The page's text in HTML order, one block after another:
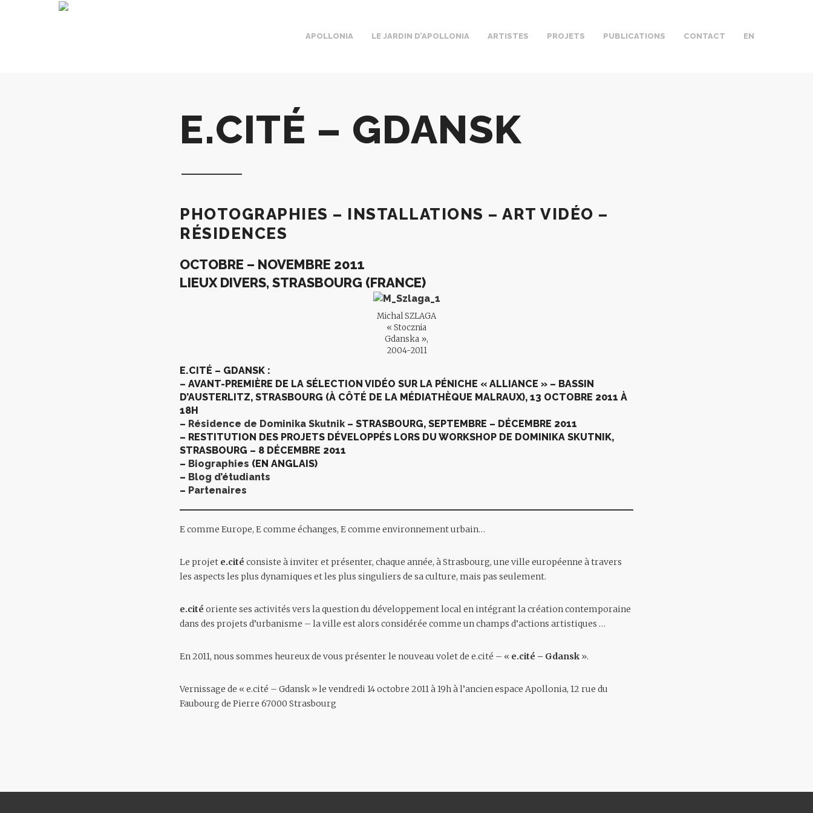
APOLLONIA LE JARDIN D’APOLLONIA ARTISTES PROJETS PUBLICATIONS CONTACT EN
E.CITÉ – GDANSK
PHOTOGRAPHIES – INSTALLATIONS – ART VIDÉO –
RÉSIDENCES
OCTOBRE – NOVEMBRE 2011
LIEUX DIVERS, STRASBOURG (FRANCE)
Michal SZLAGA
« Stocznia
Gdanska »,
2004-2011
E.CITÉ – GDANSK :
– AVANT-PREMIÈRE DE LA SÉLECTION VIDÉO SUR LA PÉNICHE « ALLIANCE » – BASSIN
D’AUSTERLITZ, STRASBOURG (À CÔTÉ DE LA MÉDIATHÈQUE MALRAUX), 13 OCTOBRE 2011 À
18H
– Résidence de Dominika Skutnik – STRASBOURG, SEPTEMBRE – DÉCEMBRE 2011
– RESTITUTION DES PROJETS DÉVELOPPÉS LORS DU WORKSHOP DE DOMINIKA SKUTNIK,
STRASBOURG – 8 DÉCEMBRE 2011
– Biographies (EN ANGLAIS)
– Blog d’étudiants
– Partenaires
E comme Europe, E comme échanges, E comme environnement urbain…
Le projet e.cité consiste à inviter et présenter, chaque année, à Strasbourg, une ville européenne à travers
les aspects les plus dynamiques et les plus singuliers de sa culture, mais pas seulement.
e.cité oriente ses activités vers la question du développement local en intégrant la création contemporaine
dans des projets d’urbanisme – la ville est alors considérée comme un champs d’actions artistiques …
En 2011, nous sommes heureux de vous présenter le nouveau volet de e.cité – « e.cité – Gdansk ».
Vernissage de « e.cité – Gdansk » le vendredi 14 octobre 2011 à 19h à l’ancien espace Apollonia, 12 rue du
Faubourg de Pierre 67000 Strasbourg